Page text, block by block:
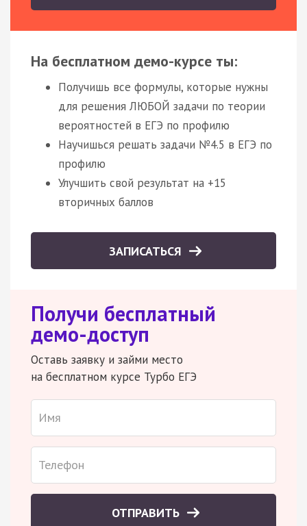
На бесплатном демо-курсе ты:
Получишь все формулы, которые нужны
для решения ЛЮБОЙ задачи по теории
вероятностей в ЕГЭ по профилю
Научишься решать задачи №4.5 в ЕГЭ по
профилю
Улучшить свой результат на +15
вторичных баллов
ЗАПИСАТЬСЯ
Получи бесплатный
демо-доступ
Оставь заявку и займи место
на бесплатном курсе Турбо ЕГЭ
ОТПРАВИТЬ